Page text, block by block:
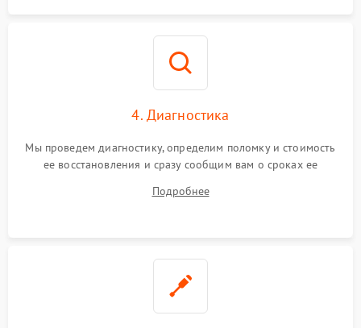
4. Диагностика
Мы проведем диагностику, определим поломку и стоимость
ее восстановления и сразу сообщим вам о сроках ее
Подробнее